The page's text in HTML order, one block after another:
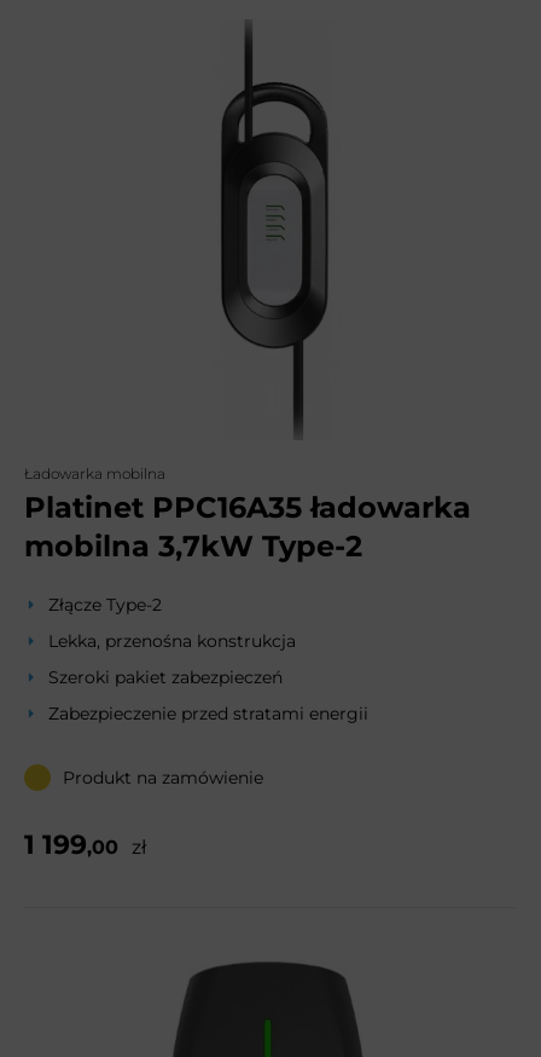
Ładowarka mobilna
Platinet PPC16A35 ładowarka
mobilna 3,7kW Type-2
Złącze Type-2
Lekka, przenośna konstrukcja
Szeroki pakiet zabezpieczeń
Zabezpieczenie przed stratami energii
Produkt na zamówienie
1 199,00 zł